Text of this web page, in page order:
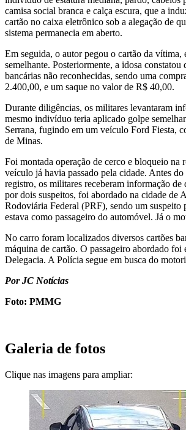
camisa social branca e calça escura, que a
cartão no caixa eletrônico sob a alegação de
sistema permanecia em aberto.
Em seguida, o autor pegou o cartão da vítima,
semelhante. Posteriormente, a idosa constatou
bancárias não reconhecidas, sendo uma
2.400,00, e um saque no valor de R$ 40,00.
Durante diligências, os militares levantaram
mesmo indivíduo teria aplicado golpe
Serrana, fugindo em um veículo Ford Fiesta,
de Minas.
Foi montada operação de cerco e bloqueio na
veículo já havia passado pela cidade. Antes
registro, os militares receberam informação de
por dois suspeitos, foi abordado na cidade de
Rodoviária Federal (PRF), sendo um suspeito
estava como passageiro do automóvel. Já o
No carro foram localizados diversos cartões
máquina de cartão. O passageiro abordado foi
Delegacia. A Polícia segue em busca do
Por JC Notícias
Foto: PMMG
Galeria de fotos
Clique nas imagens para ampliar: